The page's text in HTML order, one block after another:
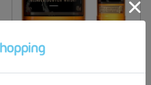
ホワイト＆マッカイ スペシャ
ル